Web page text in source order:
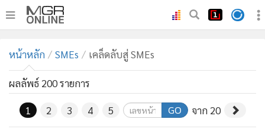
ทันเหตุการณ์
• ภาคใต้
ภูมิภาค
Online Section
หน้าหลัก SMEs เคล็ดลับสู่ SMEs
ผลลัพธ์ 200 รายการ
1 2 3 4 5 GO จาก 20